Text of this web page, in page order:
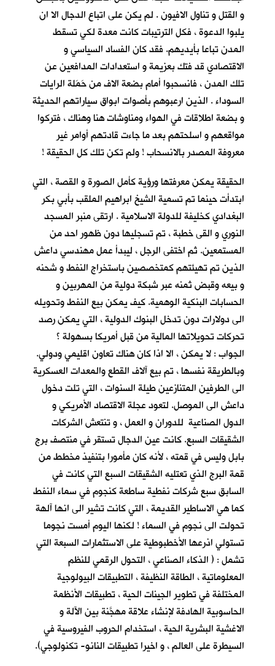
و القتل و تناول الافيون . لم يكن على اتباع الدجال الا ان
يلبوا الدعوة ، فكل الترتيبات كانت معدة لكي تسقط
المدن تباعا بأيديهم. فقد كان الفساد السياسي و
الاقتصادي قد فتك بعزيمة و استعدادات المدافعين عن
تلك المدن ، فانسحبوا أمام بضعة الاف من حَمَلة الرايات
السوداء . الذين ارعبوهم بأصوات ابواق سياراتهم الحديثة
و بضعة اطلاقات في الهواء ومناوشات هنا وهناك ، فتركوا
مواقعهم و اسلحتهم بعد ما جاءت قادتهم أوامر غير
معروفة المصدر بالانسحاب ! ولم تكن تلك كل الحقيقة !
الحقيقة يمكن معرفتها ورؤية كأمل الصورة و القصة ، التي
ابتدأت حينما تم تسمية الشيخ ابراهيم الملقب بأبي بكر
البغدادي كخليفة للدولة الاسلامية . ارتقى منبر المسجد
النوري و القى خطبة ، تم تسجليها دون ظهور احد من
المستمعين. ثم اختفى الرجل ، ليبدأ عمل مهندسي داعش
الذين تم تهيئتهم كمتخصصين باستخراج النفط و شحنه
و بيعه وقبض ثمنه عبر شبكة دولية من المهربين و
الحسابات البنكية الوهمية. كيف يمكن بيع النفط وتحويله
الى دولارات دون تدخل البنوك الدولية ، التي يمكن رصد
تحركات تحويلاتها المالية من قبل أمريكا بسهولة ؟
الجواب : لا يمكن ، الا اذا كان هناك تعاون اقليمي ودولي.
وبالطريقة نفسها ، تم بيع آلاف القطع والمعدات العسكرية
الى الطرفين المتنازعين طيلة السنوات ، التي تلت دخول
داعش الى الموصل. لتعود عجلة الاقتصاد الأمريكي و
الدول الصناعية للدوران و العمل ، و تنتعش الشركات
الشقيقات السبع. كانت عين الدجال تستقر في منتصف برج
بابل وليس في قمته ، لأنه كان مأمورا بتنفيذ مخطط من
قمة البرج الذي تعتليه الشقيقات السبع التي كانت في
السابق سبع شركات نفطية ساطعة كنجوم في سماء النفط
كما هي الاساطير القديمة ، التي كانت تشير الى انها آلهة
تحولت الى نجوم في السماء ! لكنها اليوم أمست نجوما
تستولي اذرعها الأخطبوطية على الاستثمارات السبعة التي
تشمل : ( الذكاء الصناعي ، التحول الرقمي للنظم
المعلوماتية ، الطاقة النظيفة ، التطبيقات البيولوجية
المختلفة في تطوير الجينات الحية ، تطبيقات الأنظمة
الحاسوبية الهادفة لإنشاء علاقة مهجَّنة بين الآلة و
الاغشية البشرية الحية ، استخدام الحروب الفيروسية في
السيطرة على العالم ، و اخيرا تطبيقات النانو- تكنولوجي).